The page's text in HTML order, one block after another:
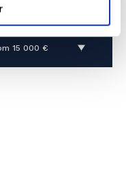
720 000 €
15 000 €